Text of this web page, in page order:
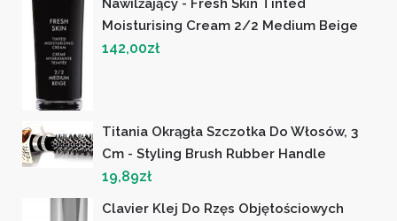
Nawilżający - Fresh Skin Tinted
Moisturising Cream 2/2 Medium Beige
142,00zł
Titania Okrągła Szczotka Do Włosów, 3
Cm - Styling Brush Rubber Handle
19,89zł
Clavier Klej Do Rzęs Objętościowych